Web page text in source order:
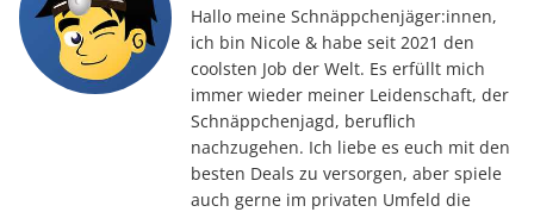
Hallo meine Schnäppchenjäger:innen,
ich bin Nicole & habe seit 2021 den
coolsten Job der Welt. Es erfüllt mich
immer wieder meiner Leidenschaft, der
Schnäppchenjagd, beruflich
nachzugehen. Ich liebe es euch mit den
besten Deals zu versorgen, aber spiele
auch gerne im privaten Umfeld die